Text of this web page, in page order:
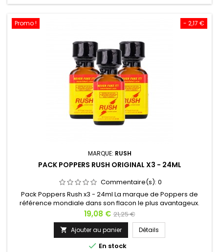
- 2,17 €
Promo !
MARQUE: RUSH
PACK POPPERS RUSH ORIGINAL X3 - 24ML
Commentaire(s): 0
Pack Poppers Rush x3 - 24ml La marque de Poppers de
référence mondiale dans son flacon le plus avantageux.
C'est dans cette bouteille que le stimulant sexuel Poppers
Rush est le moins cher. Captain Rush a disparu de l'étiquette,
mais le jaune du Rush original reste comme marque de
repère. Le Poppers Rush est idéal pour une
bonne décontraction anal et pour...
Prix
19,08 € Prix
de
base
21,25 €
 Ajouter au panier Détails
 En stock